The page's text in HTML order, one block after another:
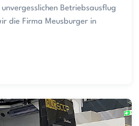
Betriebsausflug
die Firma Meusburger in